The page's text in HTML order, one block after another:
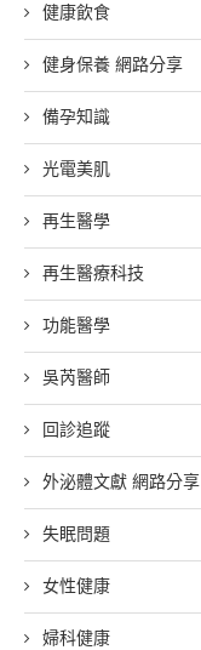
健康飲食
健身保養 網路分享
備孕知識
光電美肌
再生醫學
再生醫療科技
功能醫學
吳芮醫師
回診追蹤
外泌體文獻 網路分享
失眠問題
女性健康
婦科健康